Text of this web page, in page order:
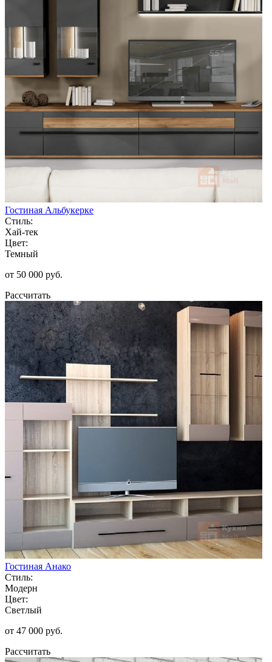
Гостиная Альбукерке
Стиль:
Хай-тек
Цвет:
Темный
от 50 000 руб.
Рассчитать
Гостиная Анако
Стиль:
Модерн
Цвет:
Светлый
от 47 000 руб.
Рассчитать